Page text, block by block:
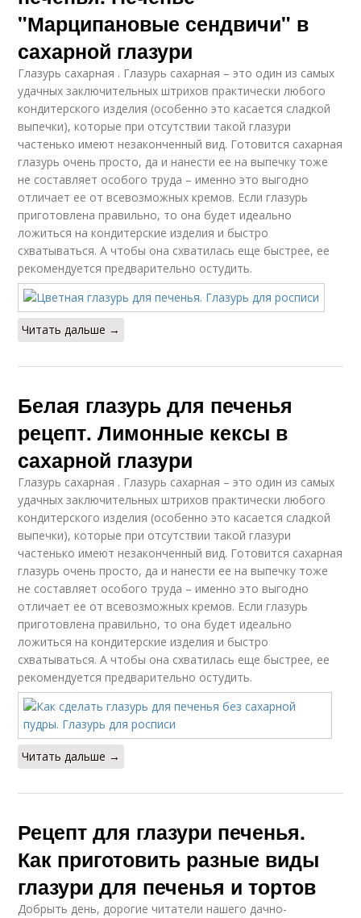
"Марципановые сендвичи" в
сахарной глазури
Глазурь сахарная . Глазурь сахарная – это один из самых
удачных заключительных штрихов практически любого
кондитерского изделия (особенно это касается сладкой
выпечки), которые при отсутствии такой глазури
частенько имеют незаконченный вид. Готовится сахарная
глазурь очень просто, да и нанести ее на выпечку тоже
не составляет особого труда – именно это выгодно
отличает ее от всевозможных кремов. Если глазурь
приготовлена правильно, то она будет идеально
ложиться на кондитерские изделия и быстро
схватываться. А чтобы она схватилась еще быстрее, ее
рекомендуется предварительно остудить.
Читать дальше →
Белая глазурь для печенья
рецепт. Лимонные кексы в
сахарной глазури
Глазурь сахарная . Глазурь сахарная – это один из самых
удачных заключительных штрихов практически любого
кондитерского изделия (особенно это касается сладкой
выпечки), которые при отсутствии такой глазури
частенько имеют незаконченный вид. Готовится сахарная
глазурь очень просто, да и нанести ее на выпечку тоже
не составляет особого труда – именно это выгодно
отличает ее от всевозможных кремов. Если глазурь
приготовлена правильно, то она будет идеально
ложиться на кондитерские изделия и быстро
схватываться. А чтобы она схватилась еще быстрее, ее
рекомендуется предварительно остудить.
Читать дальше →
Рецепт для глазури печенья.
Как приготовить разные виды
глазури для печенья и тортов
Добрыть день, дорогие читатели нашего дачно-